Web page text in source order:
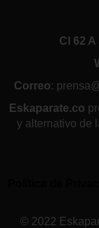
Cl 62
Correo:
Eskaparate.co
y alternativo de
© 2022